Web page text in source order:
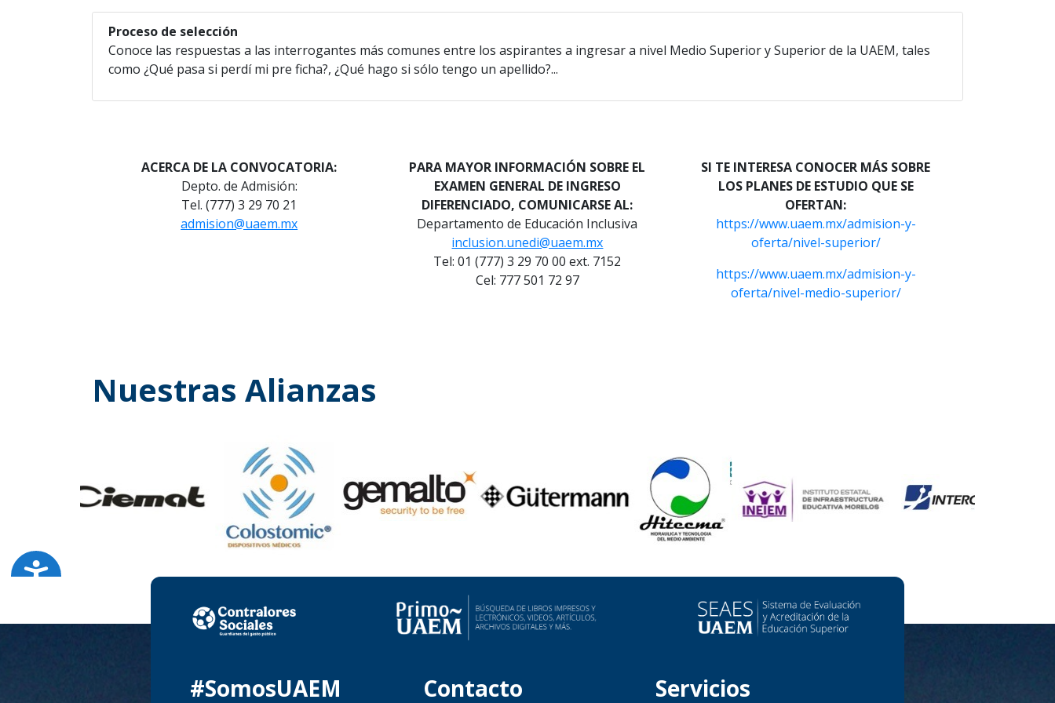
Proceso de selección
Conoce las respuestas a las interrogantes más comunes entre los aspirantes a ingresar a nivel Medio Superior y Superior de la UAEM, tales
como ¿Qué pasa si perdí mi pre ficha?, ¿Qué hago si sólo tengo un apellido?...
ACERCA DE LA CONVOCATORIA:
Depto. de Admisión:
Tel. (777) 3 29 70 21
admision@uaem.mx
PARA MAYOR INFORMACIÓN SOBRE EL
EXAMEN GENERAL DE INGRESO
DIFERENCIADO, COMUNICARSE AL:
Departamento de Educación Inclusiva
inclusion.unedi@uaem.mx
Tel: 01 (777) 3 29 70 00 ext. 7152
Cel: 777 501 72 97
SI TE INTERESA CONOCER MÁS SOBRE
LOS PLANES DE ESTUDIO QUE SE
OFERTAN:
https://www.uaem.mx/admision-y-
oferta/nivel-superior/
https://www.uaem.mx/admision-y-
oferta/nivel-medio-superior/
Nuestras Alianzas
#SomosUAEM Contacto Servicios